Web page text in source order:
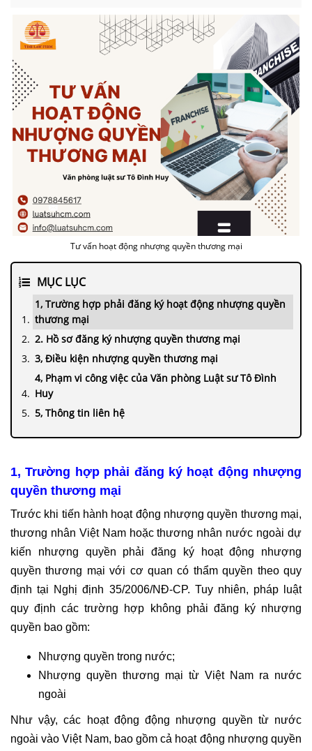
Tư vấn hoạt động nhượng quyền thương mại
MỤC LỤC
1, Trường hợp phải đăng ký hoạt động nhượng quyền
thương mại
2. Hồ sơ đăng ký nhượng quyền thương mại
3, Điều kiện nhượng quyền thương mại
4, Phạm vi công việc của Văn phòng Luật sư Tô Đình
Huy
5, Thông tin liên hệ
1, Trường hợp phải đăng ký hoạt động nhượng
quyền thương mại
Trước khi tiến hành hoạt động nhượng quyền thương mại,
thương nhân Việt Nam hoặc thương nhân nước ngoài dự
kiến nhượng quyền phải đăng ký hoạt động nhượng
quyền thương mại với cơ quan có thẩm quyền theo quy
định tại Nghị định 35/2006/NĐ-CP. Tuy nhiên, pháp luật
quy định các trường hợp không phải đăng ký nhượng
quyền bao gồm:
Nhượng quyền trong nước;
Nhượng quyền thương mại từ Việt Nam ra nước
ngoài
Như vậy, các hoạt động động nhượng quyền từ nước
ngoài vào Việt Nam, bao gồm cả hoạt động nhượng quyền